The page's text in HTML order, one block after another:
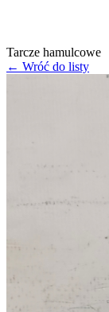
Tarcze hamulcowe
← Wróć do listy